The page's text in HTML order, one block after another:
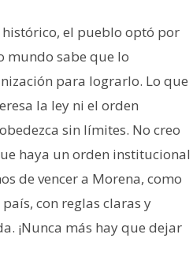
el pueblo optó por
mundo sabe que lo
para lograrlo. Lo que
la ley ni el orden
sin límites. No creo
haya un orden institucional
de vencer a Morena, como
con reglas claras y
¡Nunca más hay que dejar